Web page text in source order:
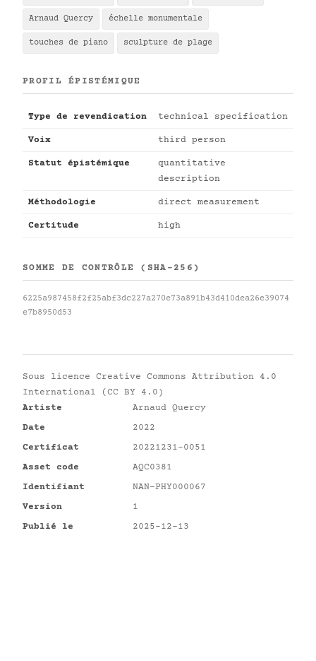
Arnaud Quercy échelle monumentale
touches de piano sculpture de plage
PROFIL ÉPISTÉMIQUE
Type de revendication technical specification
Voix third person
Statut épistémique
quantitative
description
Méthodologie direct measurement
Certitude high
SOMME DE CONTRÔLE (SHA-256)
6225a987458f2f25abf3dc227a270e73a891b43d410dea26e39074
e7b8950d53
Sous licence Creative Commons Attribution 4.0
International (CC BY 4.0)
Artiste
Arnaud Quercy
Date
2022
Certificat
20221231-0051
Asset code
AQC0381
Identifiant
NAN-PHY000067
Version
1
Publié le
2025-12-13